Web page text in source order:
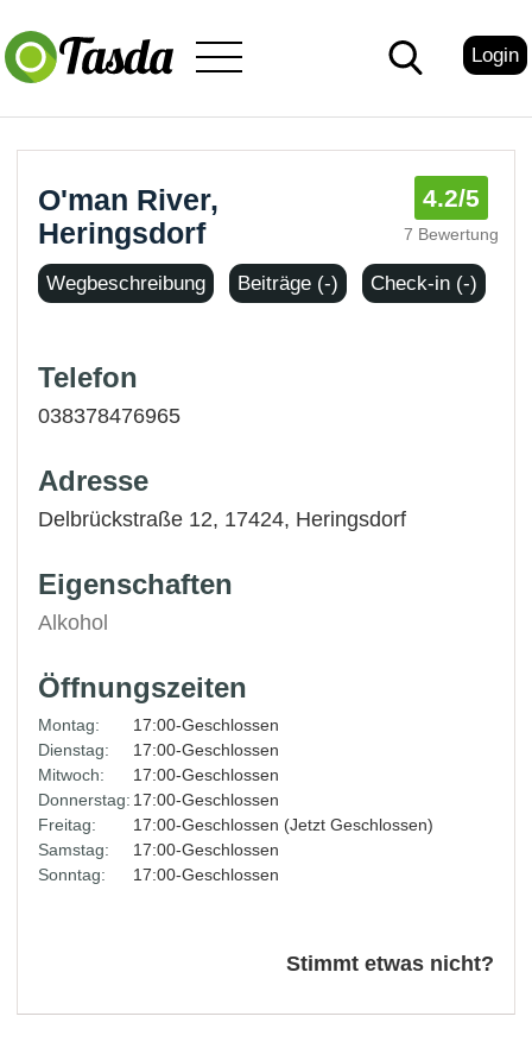
Login
O'man River,
Heringsdorf
4.2/5
7 Bewertung
Wegbeschreibung Beiträge (-) Check-in (-)
Telefon
038378476965
Adresse
Delbrückstraße 12, 17424, Heringsdorf
Eigenschaften
Alkohol
Öffnungszeiten
Montag:
17:00-Geschlossen
Dienstag:
17:00-Geschlossen
Mitwoch:
17:00-Geschlossen
Donnerstag: 17:00-Geschlossen
Freitag:
17:00-Geschlossen (Jetzt Geschlossen)
Samstag:
17:00-Geschlossen
Sonntag:
17:00-Geschlossen
Stimmt etwas nicht?